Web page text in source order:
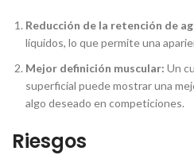
Reducción de la retención de
líquidos, lo que permite una
Mejor definición muscular: Un
superficial puede mostrar una
algo deseado en competiciones.
Riesgos